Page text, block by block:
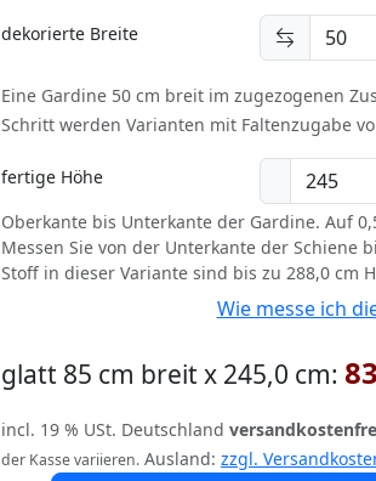
dekorierte Breite
Eine Gardine 50 cm breit im zugezogenen
Schritt werden Varianten mit Faltenzugabe
fertige Höhe
Oberkante bis Unterkante der Gardine. Auf
Messen Sie von der Unterkante der Schiene
Stoff in dieser Variante sind bis zu 288,0 cm
Wie messe ich
glatt 85 cm breit x 245,0 cm:
incl. 19 % USt. Deutschland
der Kasse variieren. Ausland: zzgl.